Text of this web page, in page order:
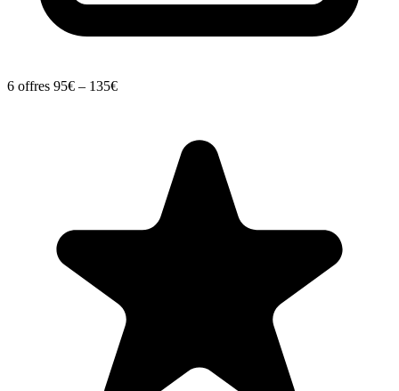
6 offres 95€ – 135€